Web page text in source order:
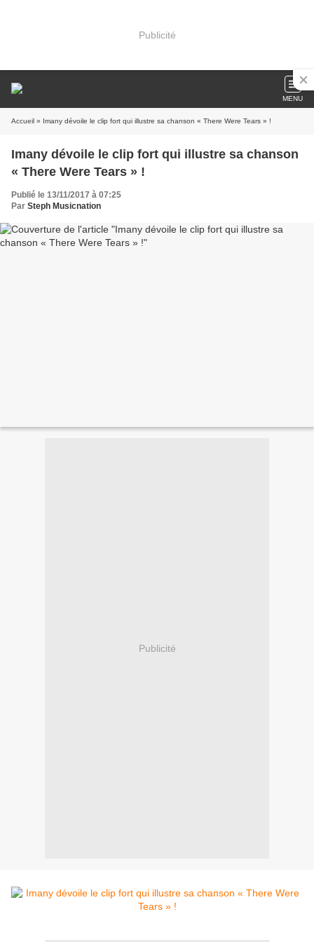
Publicité
MENU
Accueil » Imany dévoile le clip fort qui illustre sa chanson « There Were Tears » !
Imany dévoile le clip fort qui illustre sa chanson
« There Were Tears » !
Publié le 13/11/2017 à 07:25
Par Steph Musicnation
Publicité